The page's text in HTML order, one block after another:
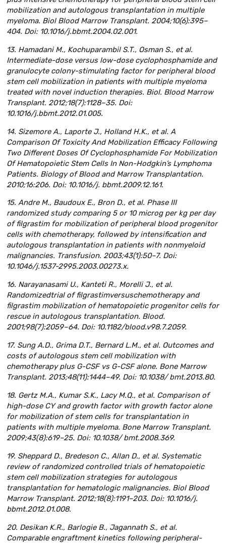
mobilization and autologous transplantation in multiple
myeloma. Biol Blood Marrow Transplant. 2004;10(6):395–
404. Doi: 10.1016/j.bbmt.2004.02.001.
13. Hamadani M., Kochuparambil S.T., Osman S., et al.
Intermediate-dose versus low-dose cyclophosphamide and
granulocyte colony-stimulating factor for peripheral blood
stem cell mobilization in patients with multiple myeloma
treated with novel induction therapies. Biol. Blood Marrow
Transplant. 2012;18(7):1128–35. Doi:
10.1016/j.bbmt.2012.01.005.
14. Sizemore A., Laporte J., Holland H.K., et al. A
Comparison Of Toxicity And Mobilization Efficacy Following
Two Different Doses Of Cyclophosphamide For Mobilization
Of Hematopoietic Stem Cells In Non-Hodgkin’s Lymphoma
Patients. Biology of Blood and Marrow Transplantation.
2010;16:206. Doi: 10.1016/j. bbmt.2009.12.161.
15. Andre M., Baudoux E., Bron D., et al. Phase III
randomized study comparing 5 or 10 microg per kg per day
of filgrastim for mobilization of peripheral blood progenitor
cells with chemotherapy, followed by intensification and
autologous transplantation in patients with nonmyeloid
malignancies. Transfusion. 2003;43(1):50–7. Doi:
10.1046/j.1537-2995.2003.00273.x.
16. Narayanasami U., Kanteti R., Morelli J., et al.
Randomizedtrial of filgrastimversuschemotherapy and
filgrastim mobilization of hematopoietic progenitor cells for
rescue in autologous transplantation. Blood.
2001;98(7):2059–64. Doi: 10.1182/blood.v98.7.2059.
17. Sung A.D., Grima D.T., Bernard L.M., et al. Outcomes and
costs of autologous stem cell mobilization with
chemotherapy plus G-CSF vs G-CSF alone. Bone Marrow
Transplant. 2013;48(11):1444–49. Doi: 10.1038/ bmt.2013.80.
18. Gertz M.A., Kumar S.K., Lacy M.Q., et al. Comparison of
high-dose CY and growth factor with growth factor alone
for mobilization of stem cells for transplantation in
patients with multiple myeloma. Bone Marrow Transplant.
2009;43(8):619–25. Doi: 10.1038/ bmt.2008.369.
19. Sheppard D., Bredeson C., Allan D., et al. Systematic
review of randomized controlled trials of hematopoietic
stem cell mobilization strategies for autologous
transplantation for hematologic malignancies. Biol Blood
Marrow Transplant. 2012;18(8):1191–203. Doi: 10.1016/j.
bbmt.2012.01.008.
20. Desikan K.R., Barlogie B., Jagannath S., et al.
Comparable engraftment kinetics following peripheral-